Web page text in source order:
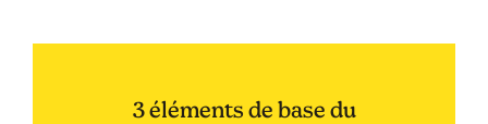
3 éléments de base du